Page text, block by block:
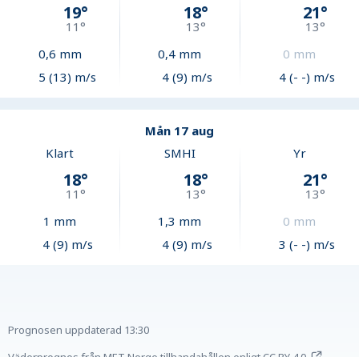
19°
11°
0,6 mm
5 (13) m/s
18°
13°
0,4 mm
4 (9) m/s
21°
13°
0 mm
4 (- -) m/s
Mån 17 aug
Klart
18°
11°
1 mm
4 (9) m/s
SMHI
18°
13°
1,3 mm
4 (9) m/s
Yr
21°
13°
0 mm
3 (- -) m/s
Prognosen uppdaterad 13:30